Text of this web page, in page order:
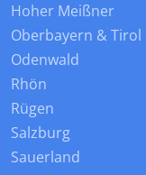
Hoher Meißner
Oberbayern & Tirol
Odenwald
Rhön
Rügen
Salzburg
Sauerland